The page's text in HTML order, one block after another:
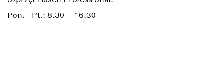
Pon. - Pt.: 8.30 – 16.30